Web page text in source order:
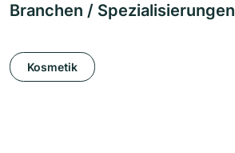
Branchen / Spezialisierungen
Kosmetik